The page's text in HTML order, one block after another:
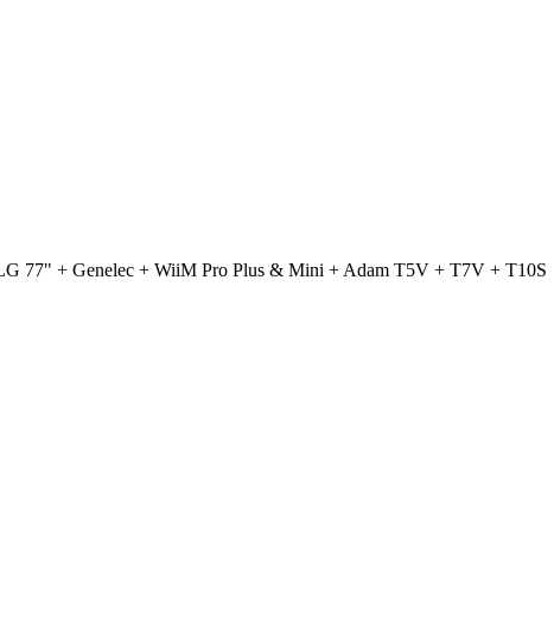
77" + Genelec + WiiM Pro Plus & Mini + Adam T5V + T7V + T10S